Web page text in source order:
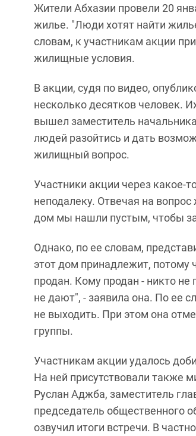
Жители Абхазии провели 20
жилье. "Люди хотят найти
словам, к участникам акции
жилищные условия.
В акции, судя по видео,
несколько десятков человек.
вышел заместитель
людей разойтись и дать
жилищный вопрос.
Участники акции через какое-
неподалеку. Отвечая на
дом мы нашли пустым, чтобы
Однако, по ее словам,
этот дом принадлежит, потому
продан. Кому продан - никто не
не дают", - заявила она. По ее
не выходить. При этом она
группы.
Участникам акции удалось
На ней присутствовали также
Руслан Аджба, заместитель
председатель общественного
озвучил итоги встречи. В